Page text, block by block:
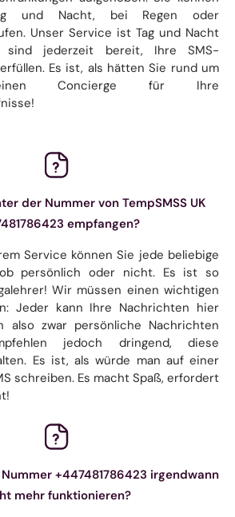
und Nacht, bei Regen oder
Unser Service ist Tag und Nacht
jederzeit bereit, Ihre SMS-
Es ist, als hätten Sie rund um
Concierge für Ihre
der Nummer von TempSMSS UK
empfangen?
Service können Sie jede beliebige
ob persönlich oder nicht. Es ist so
Wir müssen einen wichtigen
Jeder kann Ihre Nachrichten hier
also zwar persönliche Nachrichten
jedoch dringend, diese
Es ist, als würde man auf einer
schreiben. Es macht Spaß, erfordert
+447481786423 irgendwann
mehr funktionieren?